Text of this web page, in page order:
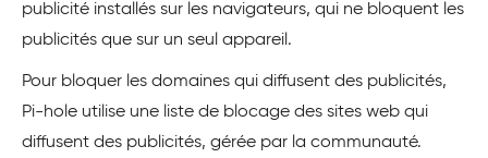
publicité installés sur les navigateurs, qui ne bloquent les
publicités que sur un seul appareil.
Pour bloquer les domaines qui diffusent des publicités,
Pi-hole utilise une liste de blocage des sites web qui
diffusent des publicités, gérée par la communauté.